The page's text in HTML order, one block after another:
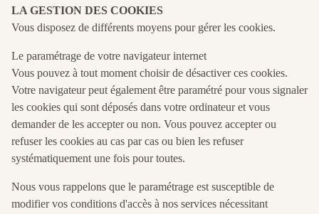
LA GESTION DES COOKIES
Vous disposez de différents moyens pour gérer les cookies.
Le paramétrage de votre navigateur internet
Vous pouvez à tout moment choisir de désactiver ces cookies.
Votre navigateur peut également être paramétré pour vous signaler
les cookies qui sont déposés dans votre ordinateur et vous
demander de les accepter ou non. Vous pouvez accepter ou
refuser les cookies au cas par cas ou bien les refuser
systématiquement une fois pour toutes.
Nous vous rappelons que le paramétrage est susceptible de
modifier vos conditions d'accès à nos services nécessitant